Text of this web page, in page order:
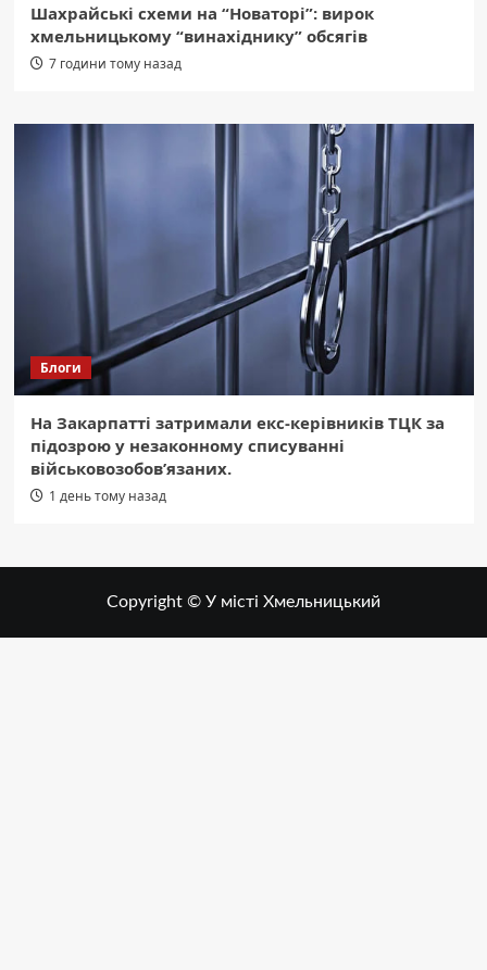
Шахрайські схеми на “Новаторі”: вирок
хмельницькому “винахіднику” обсягів
7 години тому назад
Блоги
На Закарпатті затримали екс-керівників ТЦК за
підозрою у незаконному списуванні
військовозобов’язаних.
1 день тому назад
Copyright © У місті Хмельницький